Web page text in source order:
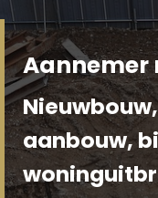
Aannemer
aanbouw,